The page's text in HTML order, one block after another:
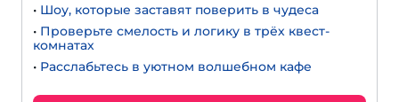
• Шоу, которые заставят поверить в чудеса
• Проверьте смелость и логику в трёх квест-
комнатах
• Расслабьтесь в уютном волшебном кафе